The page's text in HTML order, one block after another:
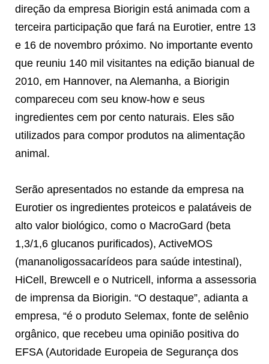
direção da empresa Biorigin está animada com a
terceira participação que fará na Eurotier, entre 13
e 16 de novembro próximo. No importante evento
que reuniu 140 mil visitantes na edição bianual de
2010, em Hannover, na Alemanha, a Biorigin
compareceu com seu know-how e seus
ingredientes cem por cento naturais. Eles são
utilizados para compor produtos na alimentação
animal.
Serão apresentados no estande da empresa na
Eurotier os ingredientes proteicos e palatáveis de
alto valor biológico, como o MacroGard (beta
1,3/1,6 glucanos purificados), ActiveMOS
(mananoligossacarídeos para saúde intestinal),
HiCell, Brewcell e o Nutricell, informa a assessoria
de imprensa da Biorigin. “O destaque”, adianta a
empresa, “é o produto Selemax, fonte de selênio
orgânico, que recebeu uma opinião positiva do
EFSA (Autoridade Europeia de Segurança dos